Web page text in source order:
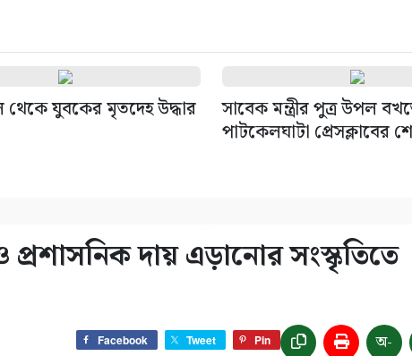
থেকে যুবকের মৃতদেহ উদ্ধার
সাবেক মন্ত্রীর পুত্র উপল
পাটকেলঘাটা প্রেসক্লাবের
দায় এড়ানোর সংস্কৃতিতে
Facebook Tweet Pin অ-